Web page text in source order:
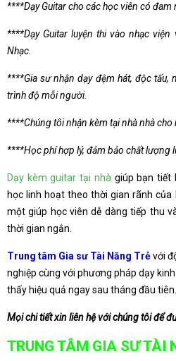
****Dạy Guitar cho các học viên có đam
****Dạy Guitar luyện thi vào nhạc
Nhạc.
****Gia sư nhận dạy đệm hát, độc tấu,
trình độ mỗi người.
****Chúng tôi nhận kèm tại nhà nhà
****Học phí hợp lý, đảm bảo chất lượng
Dạy kèm guitar tại nhà giúp bạn tiết
học linh hoạt theo thời gian rãnh
một giúp học viên dễ dàng tiếp thu
thời gian ngắn.
Trung tâm Gia sư Tài Năng Trẻvới
nghiệp cùng với phương pháp dạy
thấy hiệu quả ngay sau tháng đầu tiên.
Mọi chi tiết xin liên hệ với chúng tôi để
TRUNG TÂM GIA SƯ TÀI